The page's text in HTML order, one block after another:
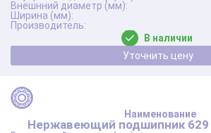
В наличии
Уточнить цену
Нержавеющий подшипник 629